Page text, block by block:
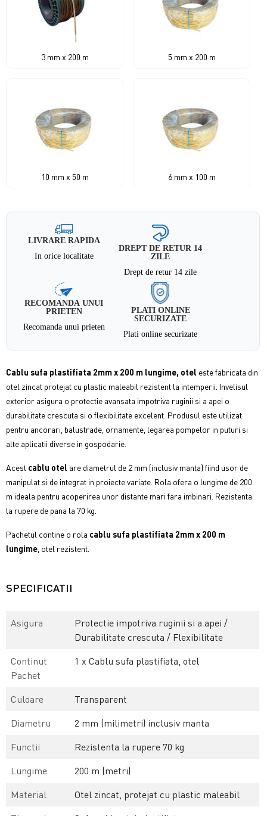
3 mm x 200 m 5 mm x 200 m
10 mm x 50 m 6 mm x 100 m
LIVRARE RAPIDA
In orice localitate
DREPT DE RETUR 14
ZILE
Drept de retur 14 zile
RECOMANDA UNUI
PRIETEN
Recomanda unui prieten
PLATI ONLINE
SECURIZATE
Plati online securizate
Cablu sufa plastifiata 2mm x 200 m lungime, otel este fabricata din
otel zincat protejat cu plastic maleabil rezistent la intemperii. Invelisul
exterior asigura o protectie avansata impotriva ruginii si a apei o
durabilitate crescuta si o flexibilitate excelent. Produsul este utilizat
pentru ancorari, balustrade, ornamente, legarea pompelor in puturi si
alte aplicatii diverse in gospodarie.
Acest cablu otel are diametrul de 2 mm (inclusiv manta) fiind usor de
manipulat si de integrat in proiecte variate. Rola ofera o lungime de 200
m ideala pentru acoperirea unor distante mari fara imbinari. Rezistenta
la rupere de pana la 70 kg.
Pachetul contine o rola cablu sufa plastifiata 2mm x 200 m
lungime , otel rezistent.
SPECIFICATII
Asigura
Protectie impotriva ruginii si a apei /
Durabilitate crescuta / Flexibilitate
Continut
Pachet
1 x Cablu sufa plastifiata, otel
Culoare
Transparent
Diametru
2 mm (milimetri) inclusiv manta
Functii
Rezistenta la rupere 70 kg
Lungime
200 m (metri)
Material
Otel zincat, protejat cu plastic maleabil